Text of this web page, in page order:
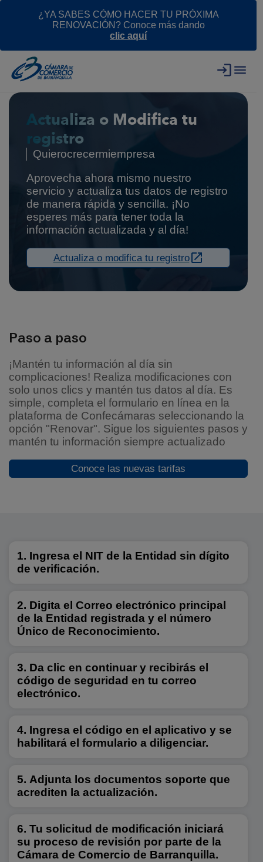
¿YA SABES CÓMO HACER TU PRÓXIMA
RENOVACIÓN? Conoce más dando
clic aquí
Actualiza o Modifica tu
registro
Quierocrecermiempresa
Aprovecha ahora mismo nuestro
servicio y actualiza tus datos de registro
de manera rápida y sencilla. ¡No
esperes más para tener toda la
información actualizada y al día!
Actualiza o modifica tu registro
Paso a paso
¡Mantén tu información al día sin
complicaciones! Realiza modificaciones con
solo unos clics y mantén tus datos al día. Es
simple, completa el formulario en línea en la
plataforma de Confecámaras seleccionando la
opción "Renovar". Sigue los siguientes pasos y
mantén tu información siempre actualizado
Conoce las nuevas tarifas
Ingresa el NIT de la Entidad sin dígito
de verificación.
Digita el Correo electrónico principal
de la Entidad registrada y el número
Único de Reconocimiento.
Da clic en continuar y recibirás el
código de seguridad en tu correo
electrónico.
Ingresa el código en el aplicativo y se
habilitará el formulario a diligenciar.
Adjunta los documentos soporte que
acrediten la actualización.
Tu solicitud de modificación iniciará
su proceso de revisión por parte de la
Cámara de Comercio de Barranquilla.